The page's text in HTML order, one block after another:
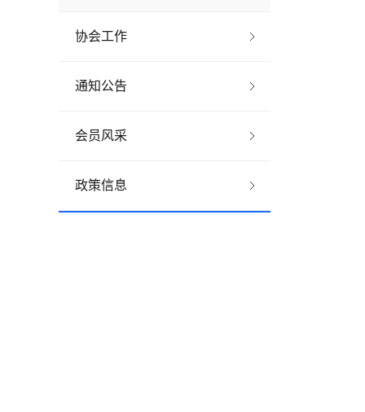
协会工作
通知公告
会员风采
政策信息